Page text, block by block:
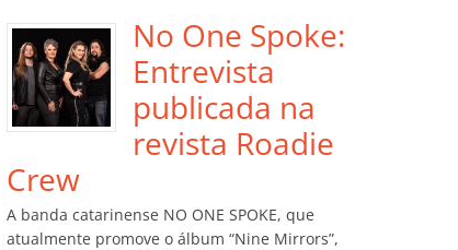
o
o
k
p
p
n Cl
a
ss
ro
m
n
ar
til
h
ar
No One Spoke:
Entrevista
publicada na
revista Roadie
Crew
A banda catarinense NO ONE SPOKE, que
atualmente promove o álbum “Nine Mirrors”,